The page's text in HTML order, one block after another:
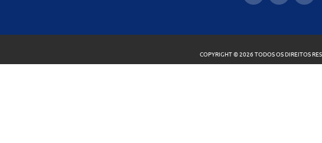
COPYRIGHT © 2026 TODOS OS DIREITOS